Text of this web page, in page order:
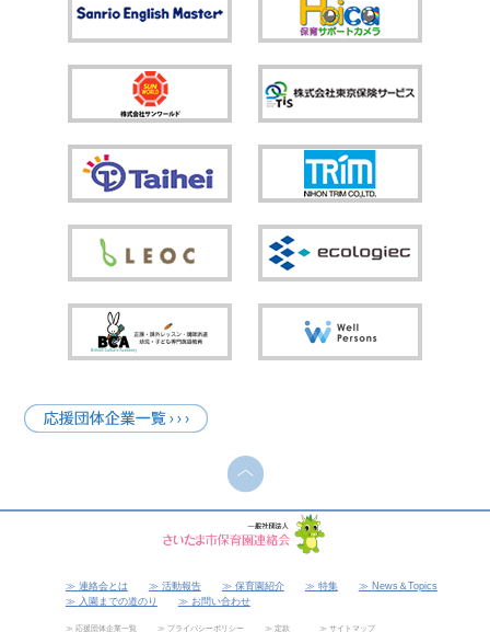
連絡会とは 活動報告 保育園紹介 特集
News＆Topics
入園までの道のり
お問い合わせ
応援団体企業一覧 プライバシーポリシー 定款 サイトマップ